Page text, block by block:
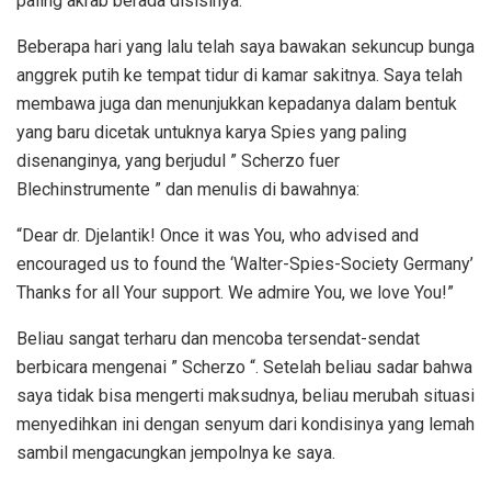
Beberapa hari yang lalu telah saya bawakan sekuncup bunga
anggrek putih ke tempat tidur di kamar sakitnya. Saya telah
membawa juga dan menunjukkan kepadanya dalam bentuk
yang baru dicetak untuknya karya Spies yang paling
disenanginya, yang berjudul ” Scherzo fuer
Blechinstrumente ” dan menulis di bawahnya:
“Dear dr. Djelantik! Once it was You, who advised and
encouraged us to found the ‘Walter-Spies-Society Germany’
Thanks for all Your support. We admire You, we love You!”
Beliau sangat terharu dan mencoba tersendat-sendat
berbicara mengenai ” Scherzo “. Setelah beliau sadar bahwa
saya tidak bisa mengerti maksudnya, beliau merubah situasi
menyedihkan ini dengan senyum dari kondisinya yang lemah
sambil mengacungkan jempolnya ke saya.